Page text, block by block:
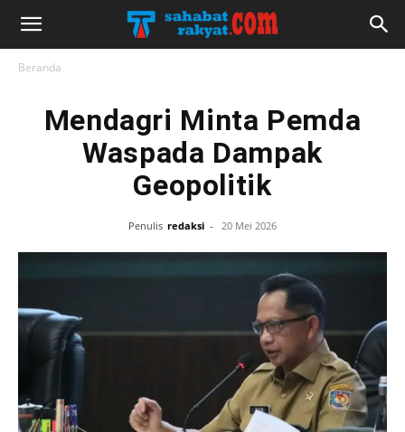
Beranda
Mendagri Minta Pemda
Waspada Dampak
Geopolitik
Penulis redaksi - 20 Mei 2026